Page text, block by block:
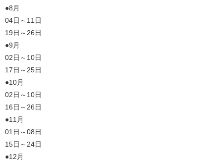
●8月
04日～11日
19日～26日
●9月
02日～10日
17日～25日
●10月
02日～10日
16日～26日
●11月
01日～08日
15日～24日
●12月